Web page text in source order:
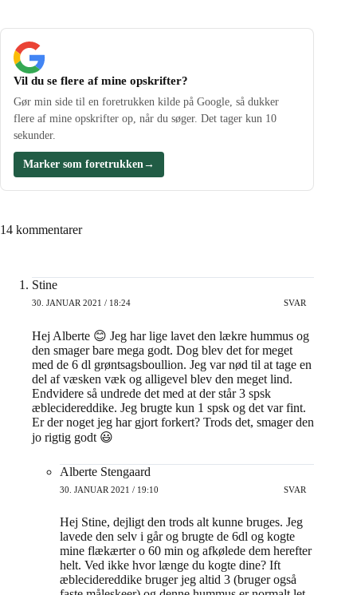
Vil du se flere af mine opskrifter?
Gør min side til en foretrukken kilde på Google, så dukker
flere af mine opskrifter op, når du søger. Det tager kun 10
sekunder.
Marker som foretrukken→
14 kommentarer
Stine
30. JANUAR 2021 / 18:24 SVAR
Hej Alberte 😊 Jeg har lige lavet den lækre hummus og
den smager bare mega godt. Dog blev det for meget
med de 6 dl grøntsagsboullion. Jeg var nød til at tage en
del af væsken væk og alligevel blev den meget lind.
Endvidere så undrede det med at der står 3 spsk
æblecidereddike. Jeg brugte kun 1 spsk og det var fint.
Er der noget jeg har gjort forkert? Trods det, smager den
jo rigtig godt 😃
Alberte Stengaard
30. JANUAR 2021 / 19:10 SVAR
Hej Stine, dejligt den trods alt kunne bruges. Jeg
lavede den selv i går og brugte de 6dl og kogte
mine flækærter o 60 min og afkølede dem herefter
helt. Ved ikke hvor længe du kogte dine? Ift
æblecidereddike bruger jeg altid 3 (bruger også